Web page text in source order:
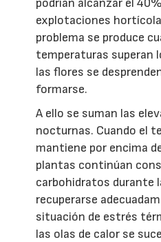
podrían alcanzar el
explotaciones
problema se produce
temperaturas superan
las flores se
formarse.
A ello se suman las
nocturnas. Cuando el
mantiene por encima
plantas continúan
carbohidratos durante
recuperarse
situación de estrés
las olas de calor se